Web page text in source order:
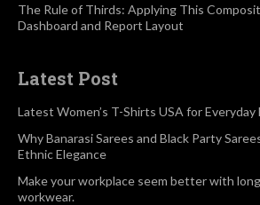
The Rule of Thirds: Applying This
Dashboard and Report Layout
Latest Post
Latest Women’s T-Shirts USA for
Why Banarasi Sarees and Black Party
Ethnic Elegance
Make your workplace seem better with
workwear.